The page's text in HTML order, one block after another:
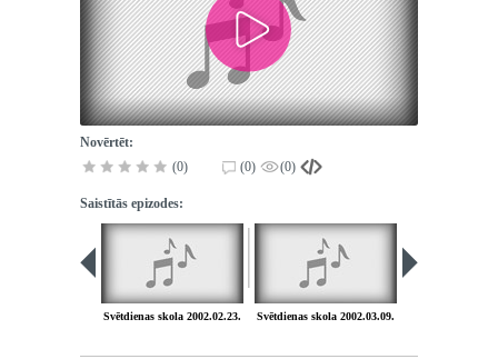
Novērtēt:
(0)
(0) (0)
Saistītās epizodes:
Svētdienas skola 2002.02.23. Svētdienas skola 2002.03.09.